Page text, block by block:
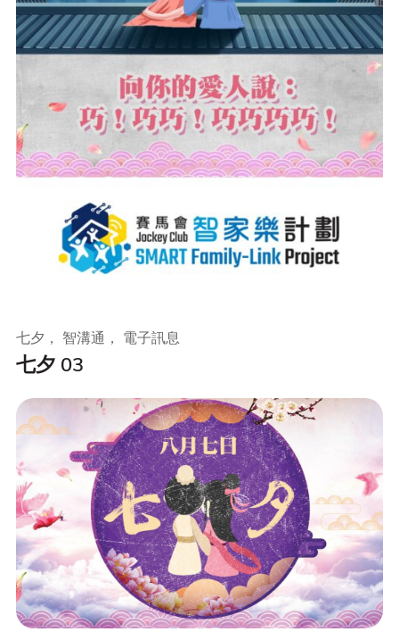
七夕 03
七夕， 智溝通， 電子訊息